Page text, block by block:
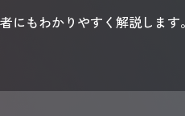
もわかりやすく解説します。